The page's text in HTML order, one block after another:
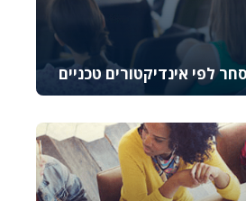
לנהל סיכונים ולבצע נית...